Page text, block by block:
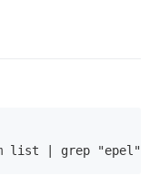
list | grep "epel"